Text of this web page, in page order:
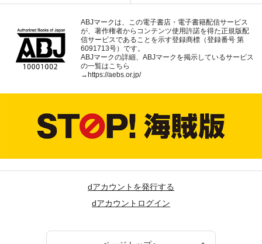
ABJマークは、この電子書店・電子書籍配信サービス
が、著作権者からコンテンツ使用許諾を得た正規版配
信サービスであることを示す登録商標（登録番号 第
6091713号）です。
ABJマークの詳細、ABJマークを掲示しているサービス
の一覧はこちら
→ https://aebs.or.jp/
dアカウントを発行する
dアカウントログイン